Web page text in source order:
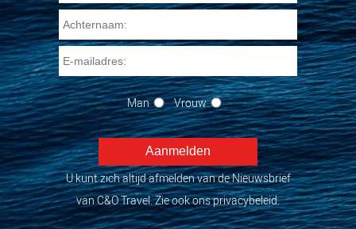
Man Vrouw
U kunt zich altijd afmelden van de Nieuwsbrief
van C&O Travel. Zie ook ons privacybeleid.